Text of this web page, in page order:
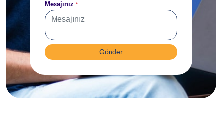
Mesajınız *
Gönder